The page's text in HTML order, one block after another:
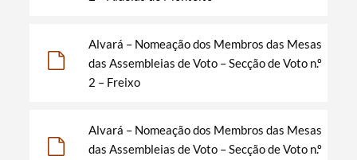
Alvará – Nomeação dos Membros das Mesas
das Assembleias de Voto – Secção de Voto n.º
2 – Freixo
Alvará – Nomeação dos Membros das Mesas
das Assembleias de Voto – Secção de Voto n.º